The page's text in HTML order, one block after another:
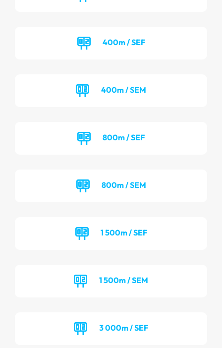
400m / SEF
400m / SEM
800m / SEF
800m / SEM
1 500m / SEF
1 500m / SEM
3 000m / SEF